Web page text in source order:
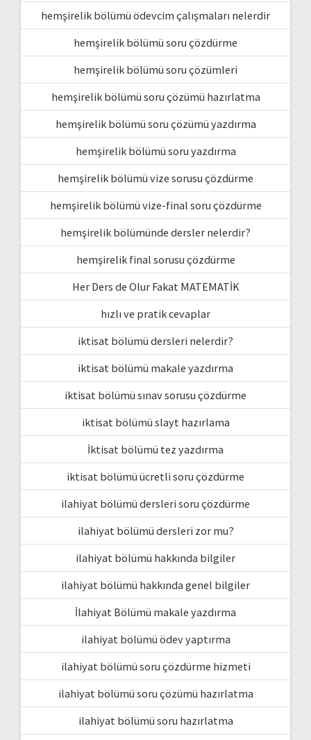
hemşirelik bölümü ödevcim çalışmaları nelerdir
hemşirelik bölümü soru çözdürme
hemşirelik bölümü soru çözümleri
hemşirelik bölümü soru çözümü hazırlatma
hemşirelik bölümü soru çözümü yazdırma
hemşirelik bölümü soru yazdırma
hemşirelik bölümü vize sorusu çözdürme
hemşirelik bölümü vize-final soru çözdürme
hemşirelik bölümünde dersler nelerdir?
hemşirelik final sorusu çözdürme
Her Ders de Olur Fakat MATEMATİK
hızlı ve pratik cevaplar
iktisat bölümü dersleri nelerdir?
iktisat bölümü makale yazdırma
iktisat bölümü sınav sorusu çözdürme
iktisat bölümü slayt hazırlama
İktisat bölümü tez yazdırma
iktisat bölümü ücretli soru çözdürme
ilahiyat bölümü dersleri soru çözdürme
ilahiyat bölümü dersleri zor mu?
ilahiyat bölümü hakkında bilgiler
ilahiyat bölümü hakkında genel bilgiler
İlahiyat Bölümü makale yazdırma
ilahiyat bölümü ödev yaptırma
ilahiyat bölümü soru çözdürme hizmeti
ilahiyat bölümü soru çözümü hazırlatma
ilahiyat bölümü soru hazırlatma